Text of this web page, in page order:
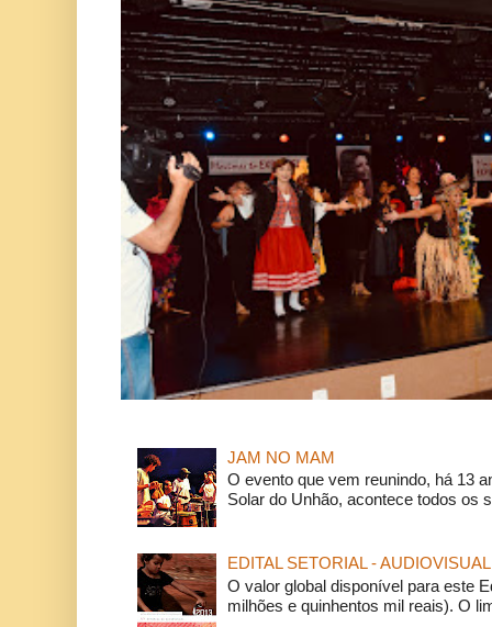
JAM NO MAM
O evento que vem reunindo, há 13
Solar do Unhão, acontece todos os
EDITAL SETORIAL - AUDIOVISUAL
O valor global disponível para este
milhões e quinhentos mil reais). O